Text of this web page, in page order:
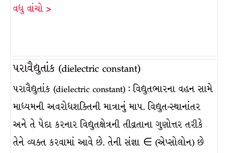
વધુ વાંચો >
પરાવૈદ્યુતાંક (dielectric constant)
પરાવૈદ્યુતાંક (dielectric constant) : વિદ્યુતભારના વહન સામે
માધ્યમની અવરોધશક્તિની માત્રાનું માપ. વિદ્યુત-સ્થાનાંતર
અને તે પેદા કરનાર વિદ્યુતક્ષેત્રની તીવ્રતાના ગુણોત્તર તરીકે
તેને વ્યક્ત કરવામાં આવે છે. તેની સંજ્ઞા ∈ (એપ્સોલોન) છે